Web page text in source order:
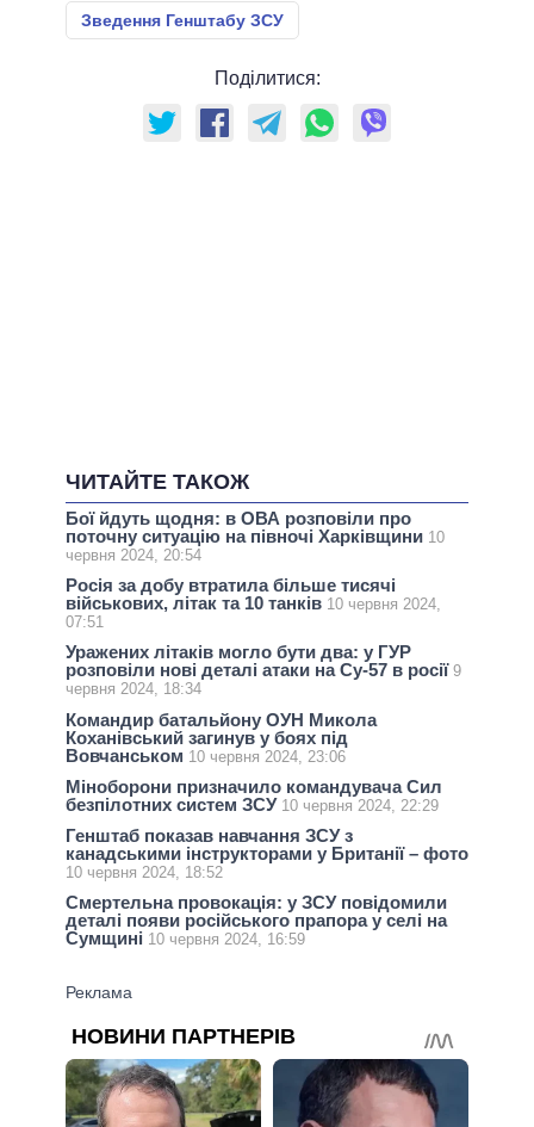
Зведення Генштабу ЗСУ
Поділитися:
ЧИТАЙТЕ ТАКОЖ
Бої йдуть щодня: в ОВА розповіли про
поточну ситуацію на півночі Харківщини 10
червня 2024, 20:54
Росія за добу втратила більше тисячі
військових, літак та 10 танків 10 червня 2024,
07:51
Уражених літаків могло бути два: у ГУР
розповіли нові деталі атаки на Су-57 в росії 9
червня 2024, 18:34
Командир батальйону ОУН Микола
Коханівський загинув у боях під
Вовчанськом 10 червня 2024, 23:06
Міноборони призначило командувача Сил
безпілотних систем ЗСУ 10 червня 2024, 22:29
Генштаб показав навчання ЗСУ з
канадськими інструкторами у Британії – фото
10 червня 2024, 18:52
Смертельна провокація: у ЗСУ повідомили
деталі появи російського прапора у селі на
Сумщині 10 червня 2024, 16:59